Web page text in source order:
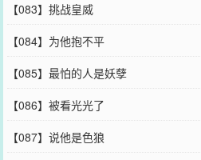
【083】挑战皇威
【084】为他抱不平
【085】最怕的人是妖孽
【086】被看光光了
【087】说他是色狼